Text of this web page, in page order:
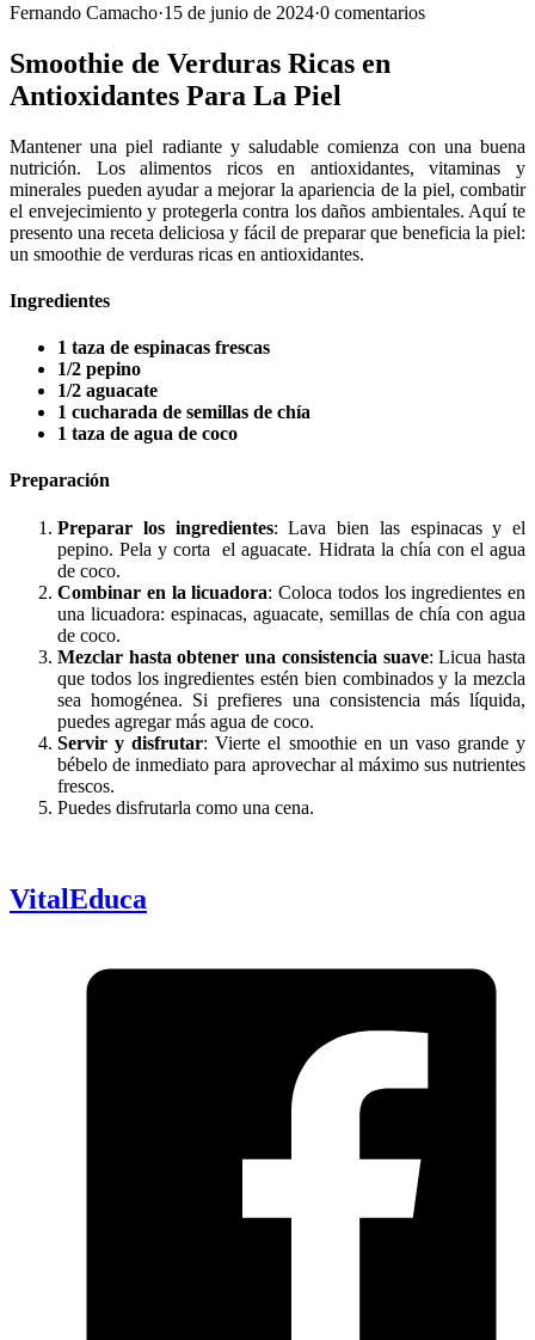
Fernando Camacho·15 de junio de 2024·0 comentarios
Smoothie de Verduras Ricas en
Antioxidantes Para La Piel
Mantener una piel radiante y saludable comienza con una buena
nutrición. Los alimentos ricos en antioxidantes, vitaminas y
minerales pueden ayudar a mejorar la apariencia de la piel, combatir
el envejecimiento y protegerla contra los daños ambientales. Aquí te
presento una receta deliciosa y fácil de preparar que beneficia la piel:
un smoothie de verduras ricas en antioxidantes.
Ingredientes
1 taza de espinacas frescas
1/2 pepino
1/2 aguacate
1 cucharada de semillas de chía
1 taza de agua de coco
Preparación
Preparar los ingredientes: Lava bien las espinacas y el
pepino. Pela y corta el aguacate. Hidrata la chía con el agua
de coco.
Combinar en la licuadora: Coloca todos los ingredientes en
una licuadora: espinacas, aguacate, semillas de chía con agua
de coco.
Mezclar hasta obtener una consistencia suave: Licua hasta
que todos los ingredientes estén bien combinados y la mezcla
sea homogénea. Si prefieres una consistencia más líquida,
puedes agregar más agua de coco.
Servir y disfrutar: Vierte el smoothie en un vaso grande y
bébelo de inmediato para aprovechar al máximo sus nutrientes
frescos.
Puedes disfrutarla como una cena.
VitalEduca